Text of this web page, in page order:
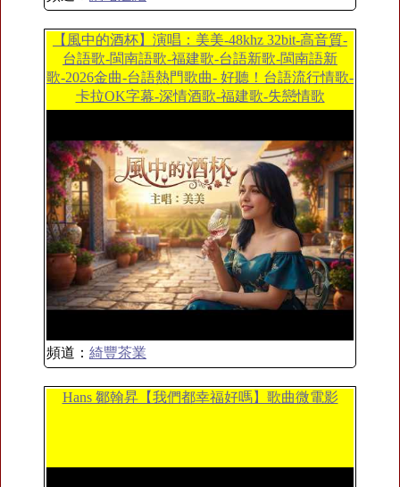
【風中的酒杯】演唱：美美-48khz 32bit-高音質-
台語歌-閩南語歌-福建歌-台語新歌-閩南語新
歌-2026金曲-台語熱門歌曲- 好聽！台語流行情歌-
卡拉OK字幕-深情酒歌-福建歌-失戀情歌
頻道： 綺豐茶業
Hans 鄒翰昇【我們都幸福好嗎】歌曲微電影